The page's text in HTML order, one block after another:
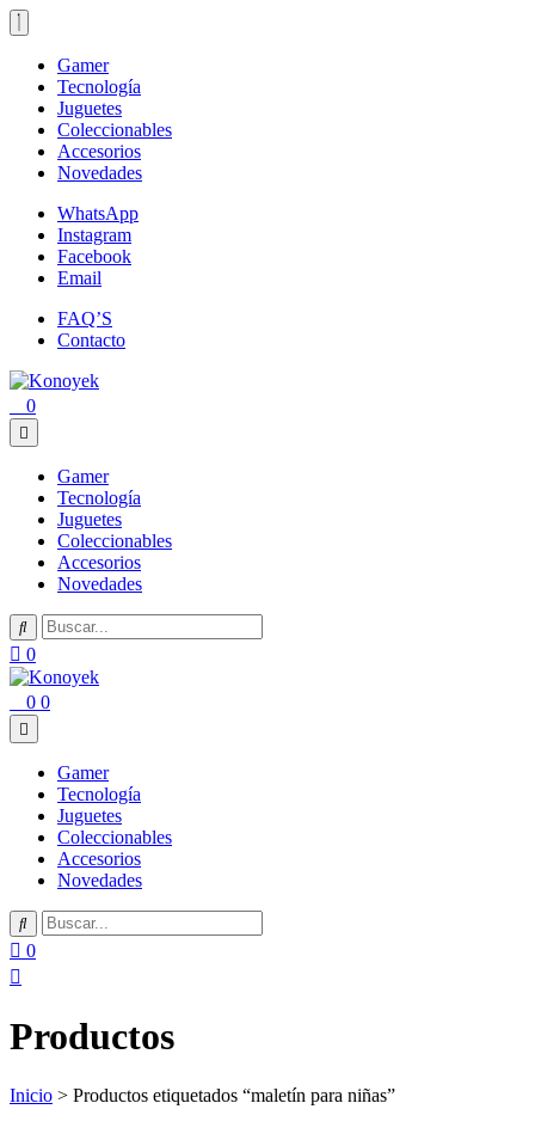
Loading...
Gamer
Tecnología
Juguetes
Coleccionables
Accesorios
Novedades
WhatsApp
Instagram
Facebook
Email
FAQ’S
Contacto
0
Gamer
Tecnología
Juguetes
Coleccionables
Accesorios
Novedades
0
0 0
Gamer
Tecnología
Juguetes
Coleccionables
Accesorios
Novedades
0
Productos
Inicio > Productos etiquetados “maletín para niñas”